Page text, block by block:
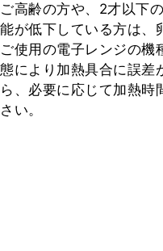
ご高齢の方や、2才以下
能が低下している方は、
ご使用の電子レンジの機
態により加熱具合に誤差
ら、必要に応じて加熱時
さい。